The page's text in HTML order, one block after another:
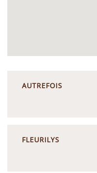
AUTREFOIS
FLEURILYS